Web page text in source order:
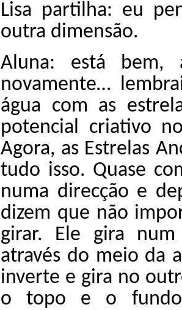
Lisa partilha: eu
outra dimensão.
Aluna: está bem,
novamente…
água com as
potencial criativo
Agora, as Estrelas
tudo isso. Quase
numa direcção e
dizem que não
girar. Ele gira
através do meio da
inverte e gira no
o topo e o fundo